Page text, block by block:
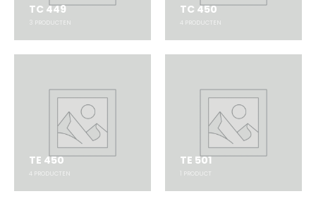
TC 449
3 PRODUCTEN
TC 450
4 PRODUCTEN
TE 450
4 PRODUCTEN
TE 501
PRODUCT